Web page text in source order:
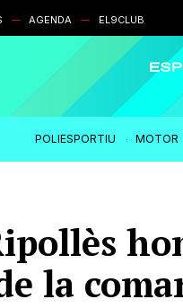
AGENDA EL9CLUB
POLIESPORTIU MOTOR
la